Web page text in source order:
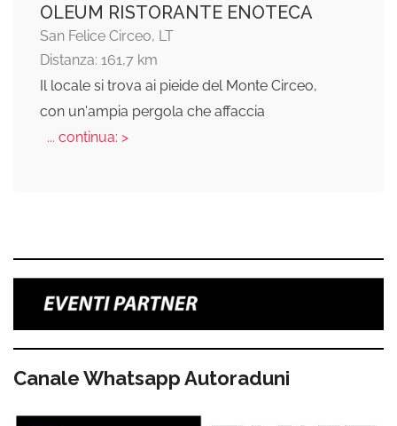
OLEUM RISTORANTE ENOTECA
San Felice Circeo, LT
Distanza: 161,7 km
Il locale si trova ai pieide del Monte Circeo,
con un'ampia pergola che affaccia
... continua: >
Canale Whatsapp Autoraduni